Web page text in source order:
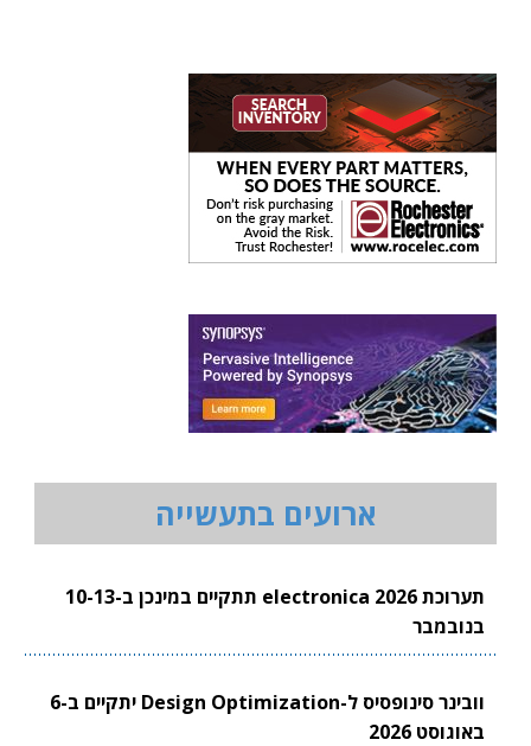
ארועים בתעשייה
תערוכת electronica 2026 תתקיים במינכן ב-10-13
בנובמבר
וובינר סינופסיס ל-Design Optimization יתקיים ב-6
באוגוסט 2026